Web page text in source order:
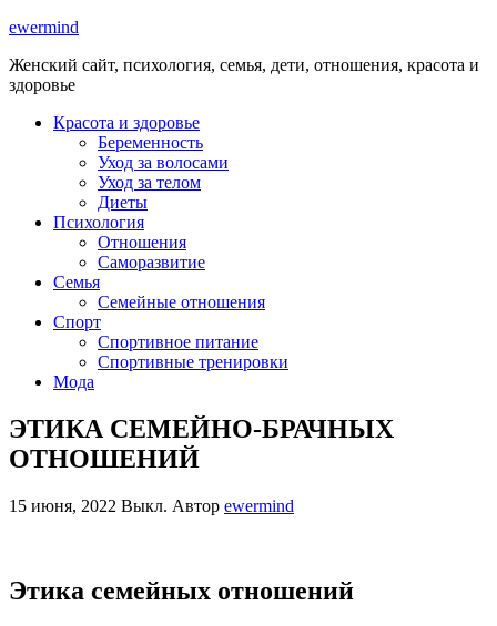
ewermind
Женский сайт, психология, семья, дети, отношения, красота и
здоровье
Красота и здоровье
Беременность
Уход за волосами
Уход за телом
Диеты
Психология
Отношения
Саморазвитие
Семья
Семейные отношения
Спорт
Спортивное питание
Спортивные тренировки
Мода
ЭТИКА СЕМЕЙНО-БРАЧНЫХ
ОТНОШЕНИЙ
15 июня, 2022 Выкл. Автор ewermind
Этика семейных отношений